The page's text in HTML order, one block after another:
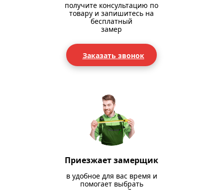
получите консультацию по
товару и запишитесь на
бесплатный
замер
Заказать звонок
Приезжает замерщик
в удобное для вас время и
помогает выбрать